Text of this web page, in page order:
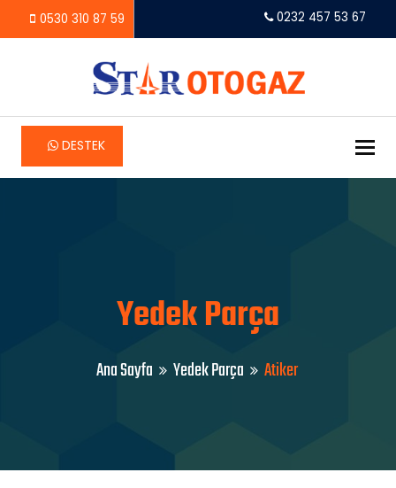
0530 310 87 59 0232 457 53 67
DESTEK
Yedek Parça
Ana Sayfa Yedek Parça Atiker